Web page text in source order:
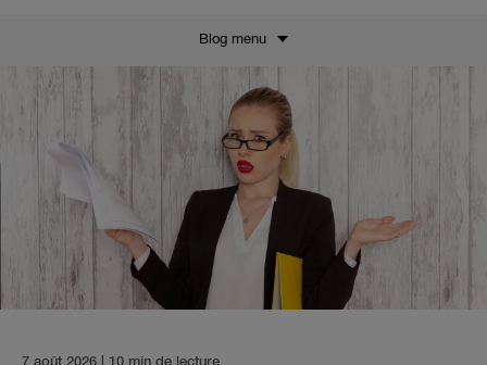
Blog menu